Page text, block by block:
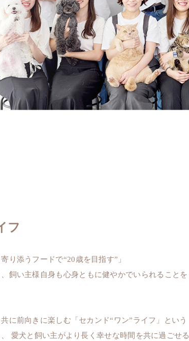
フ
寄り添うフードで“20歳を目指す”」
飼い主様自身も心身ともに健やかでいられることを
に前向きに楽しむ「セカンド“ワン”ライフ」という
愛犬と飼い主がより長く幸せな時間を共に過ごせる